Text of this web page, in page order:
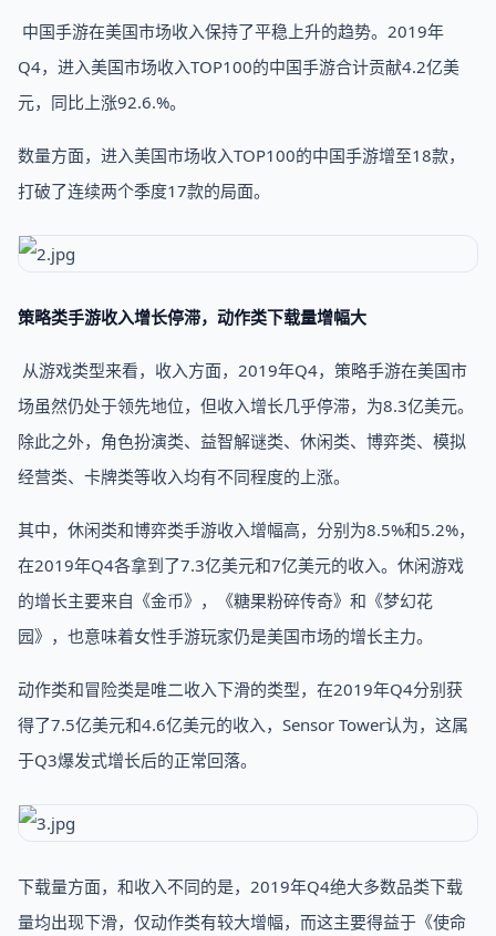
中国手游在美国市场收入保持了平稳上升的趋势。2019年
Q4，进入美国市场收入TOP100的中国手游合计贡献4.2亿美
元，同比上涨92.6.%。
数量方面，进入美国市场收入TOP100的中国手游增至18款，
打破了连续两个季度17款的局面。
策略类手游收入增长停滞，动作类下载量增幅大
从游戏类型来看，收入方面，2019年Q4，策略手游在美国市
场虽然仍处于领先地位，但收入增长几乎停滞，为8.3亿美元。
除此之外，角色扮演类、益智解谜类、休闲类、博弈类、模拟
经营类、卡牌类等收入均有不同程度的上涨。
其中，休闲类和博弈类手游收入增幅高，分别为8.5%和5.2%，
在2019年Q4各拿到了7.3亿美元和7亿美元的收入。休闲游戏
的增长主要来自《金币》，《糖果粉碎传奇》和《梦幻花
园》，也意味着女性手游玩家仍是美国市场的增长主力。
动作类和冒险类是唯二收入下滑的类型，在2019年Q4分别获
得了7.5亿美元和4.6亿美元的收入，Sensor Tower认为，这属
于Q3爆发式增长后的正常回落。
下载量方面，和收入不同的是，2019年Q4绝大多数品类下载
量均出现下滑，仅动作类有较大增幅，而这主要得益于《使命